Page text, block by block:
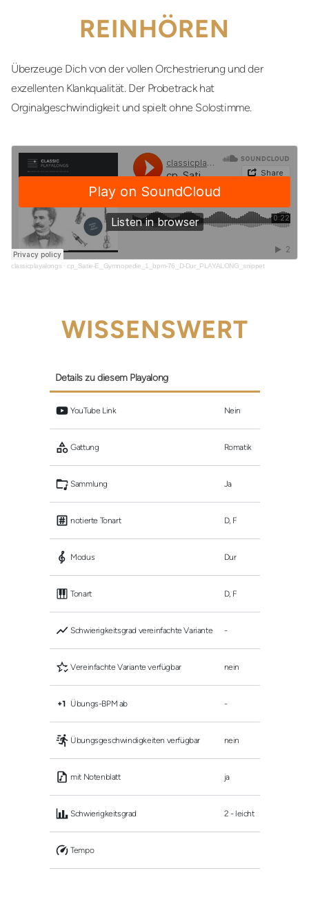
REINHÖREN
Überzeuge Dich von der vollen Orchestrierung und der
exzellenten Klankqualität. Der Probetrack hat
Orginalgeschwindigkeit und spielt ohne Solostimme.
classicplayalongs·cp_Satie-E_Gymnopedie_1_bpm-76_D-Dur_PLAYALONG_snippet
WISSENSWERT
Details zu diesem Playalong
YouTube Link Nein
Gattung Romatik
Sammlung Ja
notierte Tonart D, F
Modus Dur
Tonart D, F
Schwierigkeitsgrad vereinfachte Variante -
Vereinfachte Variante verfügbar nein
Übungs-BPM ab -
Übungsgeschwindigkeiten verfügbar nein
mit Notenblatt ja
Schwierigkeitsgrad 2 - leicht
Tempo